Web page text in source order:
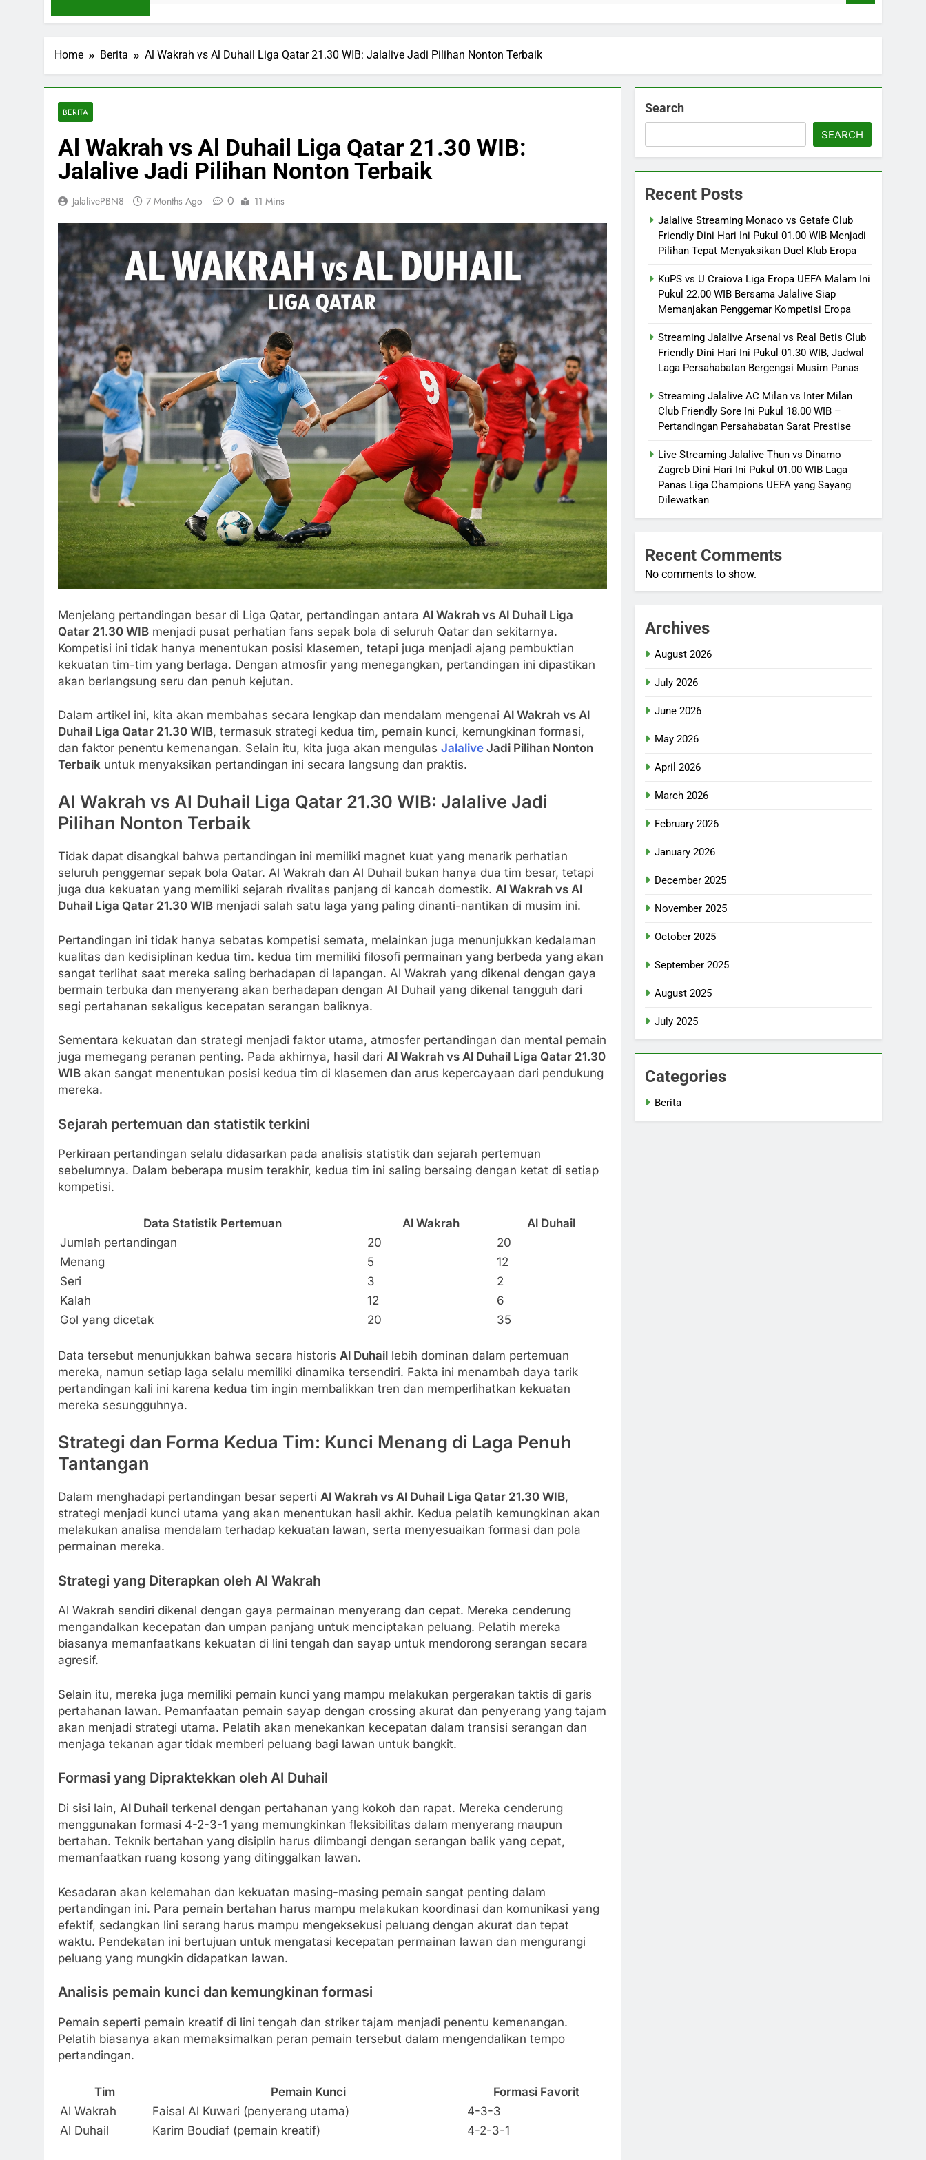
Home Berita Al Wakrah vs Al Duhail Liga Qatar 21.30 WIB: Jalalive Jadi Pilihan Nonton Terbaik
BERITA
Al Wakrah vs Al Duhail Liga Qatar 21.30 WIB:
Jalalive Jadi Pilihan Nonton Terbaik
JalalivePBN8 7 Months Ago 0 11 Mins
Menjelang pertandingan besar di Liga Qatar, pertandingan antara Al Wakrah vs Al Duhail Liga
Qatar 21.30 WIB menjadi pusat perhatian fans sepak bola di seluruh Qatar dan sekitarnya.
Kompetisi ini tidak hanya menentukan posisi klasemen, tetapi juga menjadi ajang pembuktian
kekuatan tim-tim yang berlaga. Dengan atmosfir yang menegangkan, pertandingan ini dipastikan
akan berlangsung seru dan penuh kejutan.
Dalam artikel ini, kita akan membahas secara lengkap dan mendalam mengenai Al Wakrah vs Al
Duhail Liga Qatar 21.30 WIB, termasuk strategi kedua tim, pemain kunci, kemungkinan formasi,
dan faktor penentu kemenangan. Selain itu, kita juga akan mengulas Jalalive Jadi Pilihan Nonton
Terbaik untuk menyaksikan pertandingan ini secara langsung dan praktis.
Al Wakrah vs Al Duhail Liga Qatar 21.30 WIB: Jalalive Jadi
Pilihan Nonton Terbaik
Tidak dapat disangkal bahwa pertandingan ini memiliki magnet kuat yang menarik perhatian
seluruh penggemar sepak bola Qatar. Al Wakrah dan Al Duhail bukan hanya dua tim besar, tetapi
juga dua kekuatan yang memiliki sejarah rivalitas panjang di kancah domestik. Al Wakrah vs Al
Duhail Liga Qatar 21.30 WIB menjadi salah satu laga yang paling dinanti-nantikan di musim ini.
Pertandingan ini tidak hanya sebatas kompetisi semata, melainkan juga menunjukkan kedalaman
kualitas dan kedisiplinan kedua tim. kedua tim memiliki filosofi permainan yang berbeda yang akan
sangat terlihat saat mereka saling berhadapan di lapangan. Al Wakrah yang dikenal dengan gaya
bermain terbuka dan menyerang akan berhadapan dengan Al Duhail yang dikenal tangguh dari
segi pertahanan sekaligus kecepatan serangan baliknya.
Sementara kekuatan dan strategi menjadi faktor utama, atmosfer pertandingan dan mental pemain
juga memegang peranan penting. Pada akhirnya, hasil dari Al Wakrah vs Al Duhail Liga Qatar 21.30
WIB akan sangat menentukan posisi kedua tim di klasemen dan arus kepercayaan dari pendukung
mereka.
Sejarah pertemuan dan statistik terkini
Perkiraan pertandingan selalu didasarkan pada analisis statistik dan sejarah pertemuan
sebelumnya. Dalam beberapa musim terakhir, kedua tim ini saling bersaing dengan ketat di setiap
kompetisi.
Data Statistik Pertemuan Al Wakrah
Al Duhail
Jumlah pertandingan
20
20
Menang
5
12
Seri
3
2
Kalah
12
6
Gol yang dicetak
20 35
Data tersebut menunjukkan bahwa secara historis Al Duhail lebih dominan dalam pertemuan
mereka, namun setiap laga selalu memiliki dinamika tersendiri. Fakta ini menambah daya tarik
pertandingan kali ini karena kedua tim ingin membalikkan tren dan memperlihatkan kekuatan
mereka sesungguhnya.
Strategi dan Forma Kedua Tim: Kunci Menang di Laga Penuh
Tantangan
Dalam menghadapi pertandingan besar seperti Al Wakrah vs Al Duhail Liga Qatar 21.30 WIB,
strategi menjadi kunci utama yang akan menentukan hasil akhir. Kedua pelatih kemungkinan akan
melakukan analisa mendalam terhadap kekuatan lawan, serta menyesuaikan formasi dan pola
permainan mereka.
Strategi yang Diterapkan oleh Al Wakrah
Al Wakrah sendiri dikenal dengan gaya permainan menyerang dan cepat. Mereka cenderung
mengandalkan kecepatan dan umpan panjang untuk menciptakan peluang. Pelatih mereka
biasanya memanfaatkans kekuatan di lini tengah dan sayap untuk mendorong serangan secara
agresif.
Selain itu, mereka juga memiliki pemain kunci yang mampu melakukan pergerakan taktis di garis
pertahanan lawan. Pemanfaatan pemain sayap dengan crossing akurat dan penyerang yang tajam
akan menjadi strategi utama. Pelatih akan menekankan kecepatan dalam transisi serangan dan
menjaga tekanan agar tidak memberi peluang bagi lawan untuk bangkit.
Formasi yang Dipraktekkan oleh Al Duhail
Di sisi lain, Al Duhail terkenal dengan pertahanan yang kokoh dan rapat. Mereka cenderung
menggunakan formasi 4-2-3-1 yang memungkinkan fleksibilitas dalam menyerang maupun
bertahan. Teknik bertahan yang disiplin harus diimbangi dengan serangan balik yang cepat,
memanfaatkan ruang kosong yang ditinggalkan lawan.
Kesadaran akan kelemahan dan kekuatan masing-masing pemain sangat penting dalam
pertandingan ini. Para pemain bertahan harus mampu melakukan koordinasi dan komunikasi yang
efektif, sedangkan lini serang harus mampu mengeksekusi peluang dengan akurat dan tepat
waktu. Pendekatan ini bertujuan untuk mengatasi kecepatan permainan lawan dan mengurangi
peluang yang mungkin didapatkan lawan.
Analisis pemain kunci dan kemungkinan formasi
Pemain seperti pemain kreatif di lini tengah dan striker tajam menjadi penentu kemenangan.
Pelatih biasanya akan memaksimalkan peran pemain tersebut dalam mengendalikan tempo
pertandingan.
Tim Pemain Kunci
Formasi Favorit
Al Wakrah
Faisal Al Kuwari (penyerang utama)
4-3-3
Al Duhail
Karim Boudiaf (pemain kreatif) 4-2-3-1
Search
SEARCH
Recent Posts
Jalalive Streaming Monaco vs Getafe Club
Friendly Dini Hari Ini Pukul 01.00 WIB Menjadi
Pilihan Tepat Menyaksikan Duel Klub Eropa
KuPS vs U Craiova Liga Eropa UEFA Malam Ini
Pukul 22.00 WIB Bersama Jalalive Siap
Memanjakan Penggemar Kompetisi Eropa
Streaming Jalalive Arsenal vs Real Betis Club
Friendly Dini Hari Ini Pukul 01.30 WIB, Jadwal
Laga Persahabatan Bergengsi Musim Panas
Streaming Jalalive AC Milan vs Inter Milan
Club Friendly Sore Ini Pukul 18.00 WIB –
Pertandingan Persahabatan Sarat Prestise
Live Streaming Jalalive Thun vs Dinamo
Zagreb Dini Hari Ini Pukul 01.00 WIB Laga
Panas Liga Champions UEFA yang Sayang
Dilewatkan
Recent Comments
No comments to show.
Archives
August 2026
July 2026
June 2026
May 2026
April 2026
March 2026
February 2026
January 2026
December 2025
November 2025
October 2025
September 2025
August 2025
July 2025
Categories
Berita